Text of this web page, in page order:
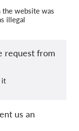
website was
illegal
request from
it
us an